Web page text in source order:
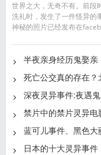
世界之大，无奇不有。前段
洗礼时，发生了一件怪异的
神秘的照片已经发布在
半夜亲身经历鬼娶
死亡公交真的存在
深夜灵异事件:夜遇
禁片中的禁片灵异电
蓝可儿事件、黑色
店
日本的十大灵异事